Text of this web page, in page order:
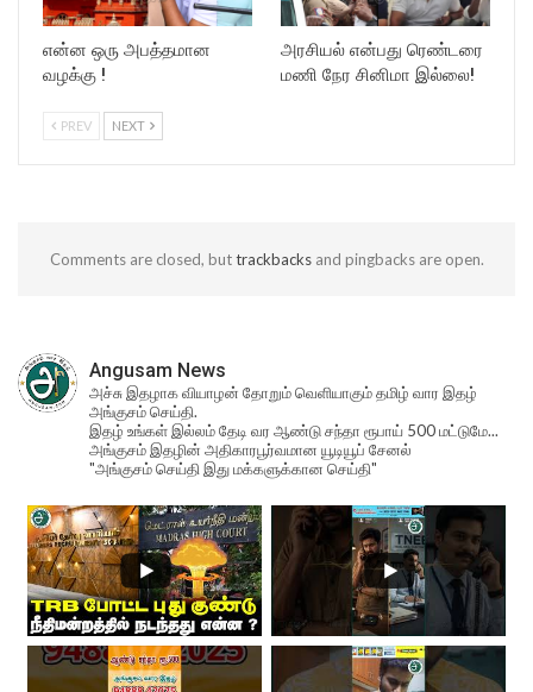
என்ன ஒரு அபத்தமான
வழக்கு !
அரசியல் என்பது ரெண்டரை
மணி நேர சினிமா இல்லை!
PREV NEXT
Comments are closed, buttrackbacksand pingbacks are open.
Angusam News
அச்சு இதழாக வியாழன் தோறும் வெளியாகும் தமிழ் வார இதழ்
அங்குசம் செய்தி.
இதழ் உங்கள் இல்லம் தேடி வர ஆண்டு சந்தா ரூபாய் 500 மட்டுமே...
அங்குசம் இதழின் அதிகாரபூர்வமான யூடியூப் சேனல்
"அங்குசம் செய்தி இது மக்களுக்கான செய்தி"